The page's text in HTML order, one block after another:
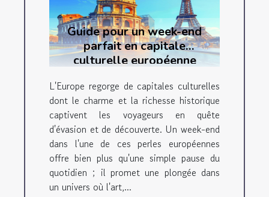
Guide pour un week-end
parfait en capitale
culturelle européenne
L'Europe regorge de capitales culturelles
dont le charme et la richesse historique
captivent les voyageurs en quête
d'évasion et de découverte. Un week-end
dans l'une de ces perles européennes
offre bien plus qu'une simple pause du
quotidien ; il promet une plongée dans
un univers où l'art,...